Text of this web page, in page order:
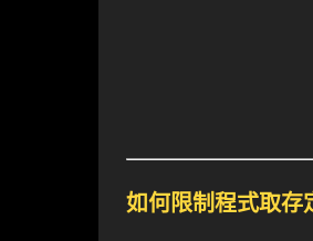
如何限制程式取存